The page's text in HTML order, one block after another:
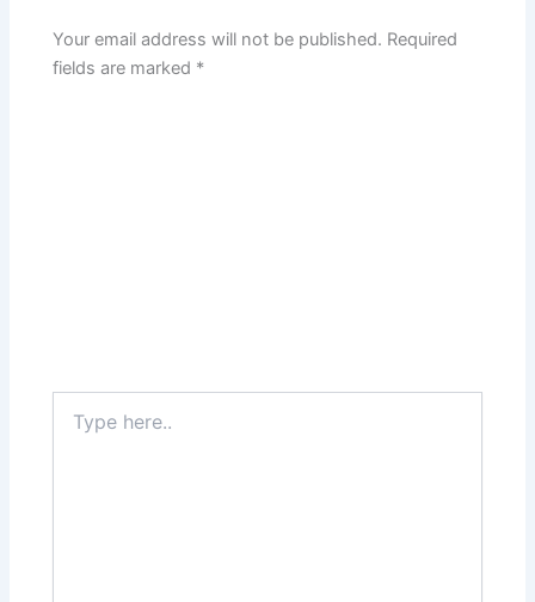
Your email address will not be published. Required
fields are marked *
here..